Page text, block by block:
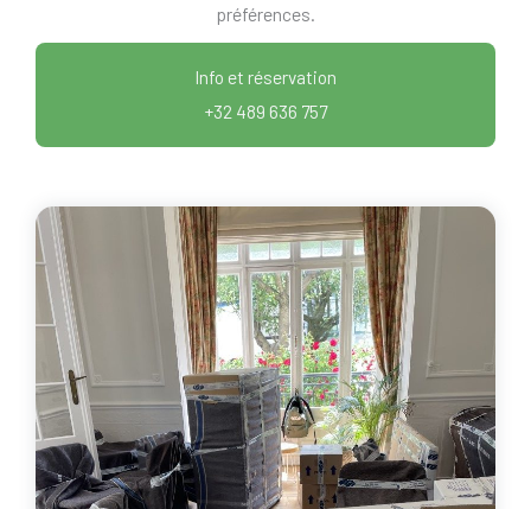
préférences.
Info et réservation
+32 489 636 757